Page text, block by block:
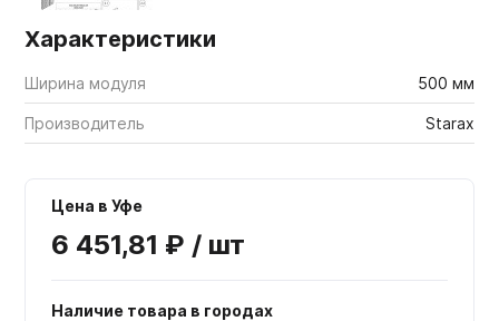
Характеристики
Ширина модуля 500 мм
Производитель Starax
Цена в Уфе
6 451,81 ₽ / шт
Наличие товара в городах